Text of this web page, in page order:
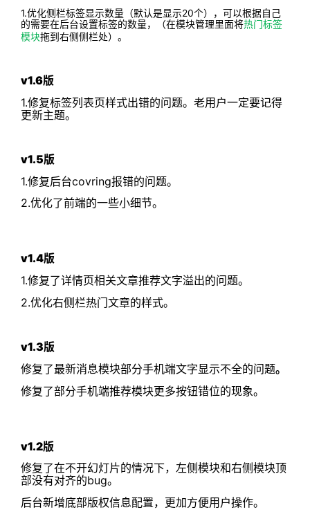
1.优化侧栏标签显示数量（默认是显示20个），可以根据自己
的需要在后台设置标签的数量，（在模块管理里面将热门标签
模块拖到右侧侧栏处）。
v1.6版
1.修复标签列表页样式出错的问题。老用户一定要记得
更新主题。
v1.5版
1.修复后台covring报错的问题。
2.优化了前端的一些小细节。
v1.4版
1.修复了详情页相关文章推荐文字溢出的问题。
2.优化右侧栏热门文章的样式。
v1.3版
修复了最新消息模块部分手机端文字显示不全的问题。
修复了部分手机端推荐模块更多按钮错位的现象。
v1.2版
修复了在不开幻灯片的情况下，左侧模块和右侧模块顶
部没有对齐的bug。
后台新增底部版权信息配置，更加方便用户操作。